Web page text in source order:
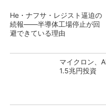
He・ナフサ・レジスト逼迫の
続報――半導体工場停止が回
避できている理由
マイクロン、
1.5兆円投資